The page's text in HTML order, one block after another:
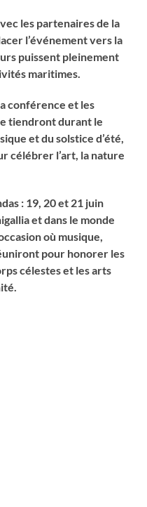
les partenaires de la
l’événement vers la
puissent pleinement
maritimes.
conférence et les
tiendront durant le
et du solstice d’été,
célébrer l’art, la nature
: 19, 20 et 21 juin
et dans le monde
où musique,
pour honorer les
célestes et les arts